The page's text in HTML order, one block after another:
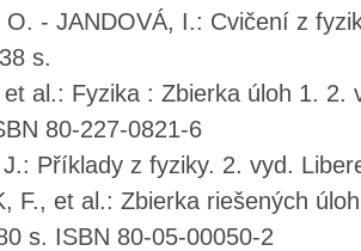
O. - JANDOVÁ, I.: Cvičení z
s.
al.: Fyzika : Zbierka úloh 1. 2.
80-227-0821-6
Příklady z fyziky. 2. vyd.
F., et al.: Zbierka riešených
s. ISBN 80-05-00050-2